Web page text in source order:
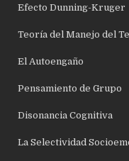
Efecto Dunning-Kruger
Teoría del Manejo del
El Autoengaño
Pensamiento de Grupo
Disonancia Cognitiva
La Selectividad